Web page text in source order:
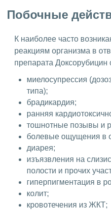
Побочные
К наиболее часто
реакциям организма в
препарата Доксорубицин
миелосупрессия
типа);
брадикардия;
ранняя
тошнотные позывы и
болевые ощущения в
диарея;
изъязвления на
полости и прочих
гиперпигментация в
колит;
кровотечения из ЖКТ;